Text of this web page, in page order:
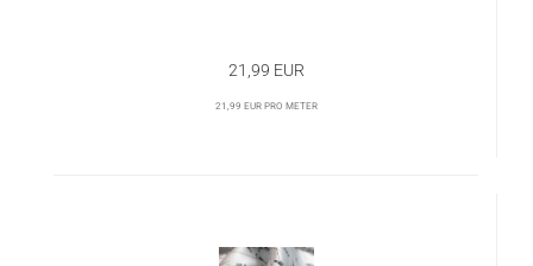
21,99 EUR
21,99 EUR pro Meter